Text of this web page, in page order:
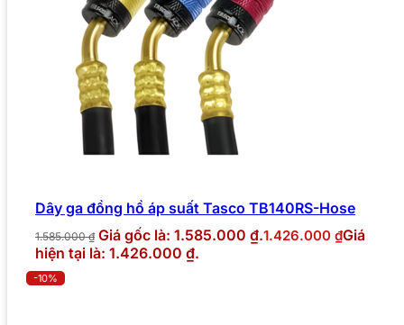
Dây ga đồng hồ áp suất Tasco TB140RS-Hose
1.585.000₫ Giá gốc là: 1.585.000 ₫.1.426.000 ₫Giá
hiện tại là: 1.426.000 ₫.
-10%